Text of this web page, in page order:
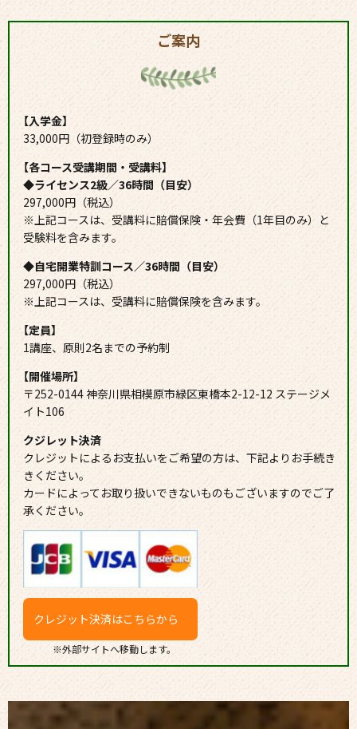
ご案内
【入学金】
33,000円（初登録時のみ）
【各コース受講期間・受講料】
◆ライセンス2級／36時間（目安）
297,000円（税込）
※上記コースは、受講料に賠償保険・年会費（1年目のみ）と
受験料を含みます。
◆自宅開業特訓コース／36時間（目安）
297,000円（税込）
※上記コースは、受講料に賠償保険を含みます。
【定員】
1講座、原則2名までの予約制
【開催場所】
〒252-0144 神奈川県相模原市緑区東橋本2-12-12 ステージメ
イト106
クジレット決済
クレジットによるお支払いをご希望の方は、下記よりお手続き
きください。
カードによってお取り扱いできないものもございますのでご了
承ください。
クレジット決済はこちらから
※外部サイトへ移動します。